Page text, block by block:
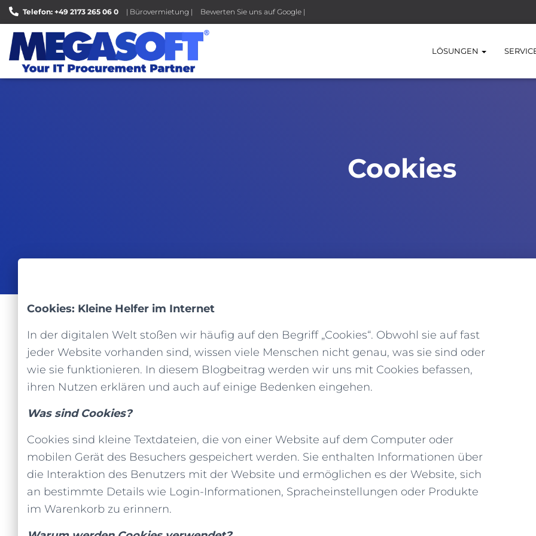
Telefon: +49 2173 265 06 0 | Bürovermietung | Bewerten Sie uns auf Google |
LÖSUNGEN
Cookies
Cookies: Kleine Helfer im Internet
In der digitalen Welt stoßen wir häufig auf den Begriff „Cookies“. Obwohl sie auf fast
jeder Website vorhanden sind, wissen viele Menschen nicht genau, was sie sind oder
wie sie funktionieren. In diesem Blogbeitrag werden wir uns mit Cookies befassen,
ihren Nutzen erklären und auch auf einige Bedenken eingehen.
Was sind Cookies?
Cookies sind kleine Textdateien, die von einer Website auf dem Computer oder
mobilen Gerät des Besuchers gespeichert werden. Sie enthalten Informationen über
die Interaktion des Benutzers mit der Website und ermöglichen es der Website, sich
an bestimmte Details wie Login-Informationen, Spracheinstellungen oder Produkte
im Warenkorb zu erinnern.